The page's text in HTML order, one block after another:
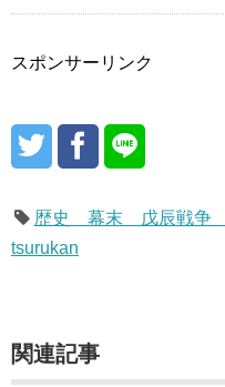
スポンサーリンク
歴史 幕末 戊辰戦
tsurukan
関連記事